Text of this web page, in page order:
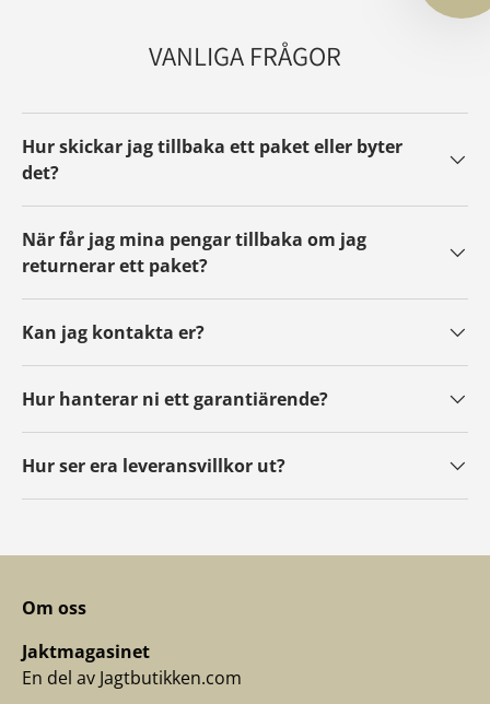
VANLIGA FRÅGOR
Hur skickar jag tillbaka ett paket eller byter
det?
När får jag mina pengar tillbaka om jag
returnerar ett paket?
Kan jag kontakta er?
Hur hanterar ni ett garantiärende?
Hur ser era leveransvillkor ut?
Om oss
Jaktmagasinet
En del av Jagtbutikken.com
kan